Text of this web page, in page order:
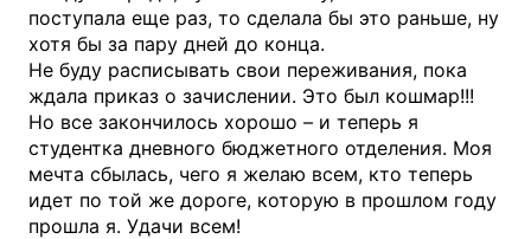
поступала еще раз, то сделала бы это раньше, ну
хотя бы за пару дней до конца.
Не буду расписывать свои переживания, пока
ждала приказ о зачислении. Это был кошмар!!!
Но все закончилось хорошо – и теперь я
студентка дневного бюджетного отделения. Моя
мечта сбылась, чего я желаю всем, кто теперь
идет по той же дороге, которую в прошлом году
прошла я. Удачи всем!